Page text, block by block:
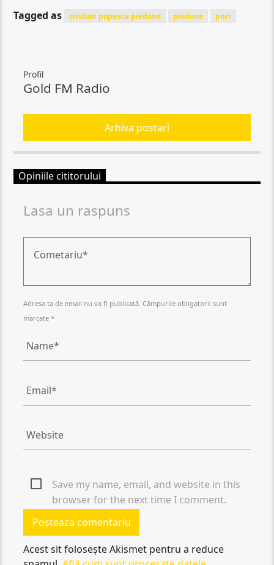
Tagged as cristian popescu piedone piedone pnrr
Profil
Gold FM Radio
Arhiva postari
Opiniile cititorului
Lasa un raspuns
Adresa ta de email nu va fi publicată. Câmpurile obligatorii sunt
marcate *
Save my name, email, and website in this
browser for the next time I comment.
Acest sit folosește Akismet pentru a reduce